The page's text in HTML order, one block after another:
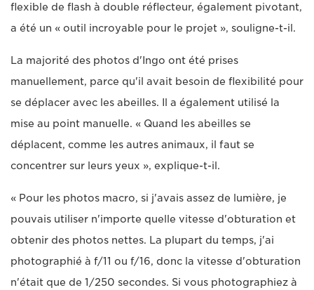
flexible de flash à double réflecteur, également pivotant,
a été un « outil incroyable pour le projet », souligne-t-il.
La majorité des photos d'Ingo ont été prises
manuellement, parce qu'il avait besoin de flexibilité pour
se déplacer avec les abeilles. Il a également utilisé la
mise au point manuelle. « Quand les abeilles se
déplacent, comme les autres animaux, il faut se
concentrer sur leurs yeux », explique-t-il.
« Pour les photos macro, si j'avais assez de lumière, je
pouvais utiliser n'importe quelle vitesse d'obturation et
obtenir des photos nettes. La plupart du temps, j'ai
photographié à f/11 ou f/16, donc la vitesse d'obturation
n'était que de 1/250 secondes. Si vous photographiez à